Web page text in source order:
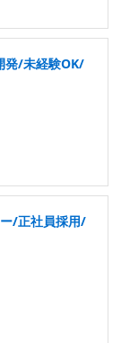
発/未経験OK/
/正社員採用/